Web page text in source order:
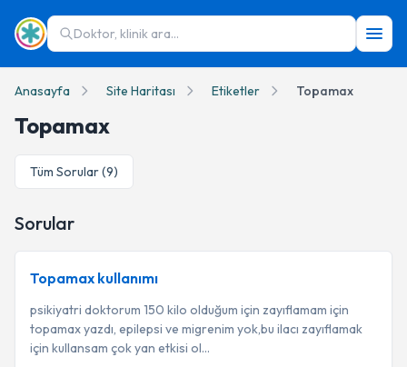
Doktor, klinik ara...
Anasayfa Site Haritası Etiketler Topamax
Topamax
Tüm Sorular (9)
Sorular
Topamax kullanımı
psikiyatri doktorum 150 kilo olduğum için zayıflamam için
topamax yazdı, epilepsi ve migrenim yok,bu ilacı zayıflamak
için kullansam çok yan etkisi ol...